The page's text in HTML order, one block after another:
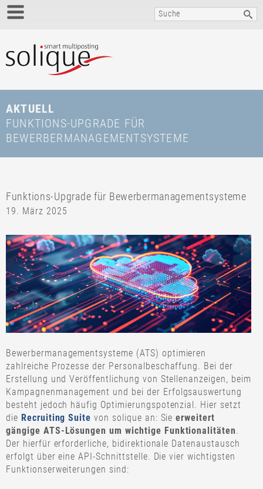
AKTUELL
FUNKTIONS-UPGRADE FÜR
BEWERBERMANAGEMENTSYSTEME
Funktions-Upgrade für Bewerbermanagementsysteme
19. März 2025
Bewerbermanagementsysteme (ATS) optimieren
zahlreiche Prozesse der Personalbeschaffung. Bei der
Erstellung und Veröffentlichung von Stellenanzeigen, beim
Kampagnenmanagement und bei der Erfolgsauswertung
besteht jedoch häufig Optimierungspotenzial. Hier setzt
die Recruiting Suite von solique an: Sieerweitert
gängige ATS-Lösungenum wichtige Funktionalitäten.
Der hierfür erforderliche, bidirektionale Datenaustausch
erfolgt über eine API-Schnittstelle. Die vier wichtigsten
Funktionserweiterungen sind: